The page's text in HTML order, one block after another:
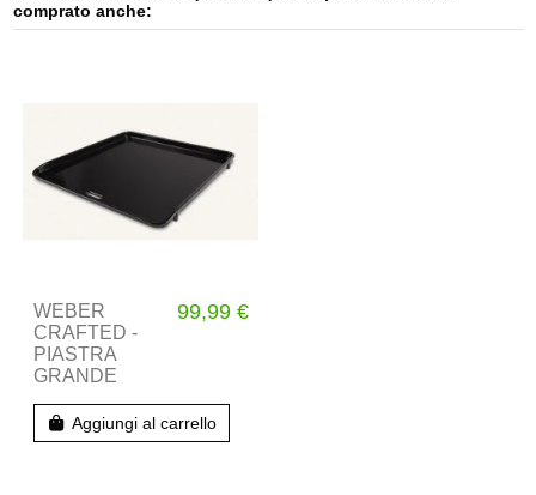
comprato anche:
WEBER
CRAFTED -
PIASTRA
GRANDE
99,99 €
Aggiungi al carrello